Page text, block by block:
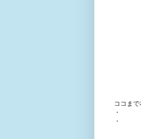
ココまで
・
・